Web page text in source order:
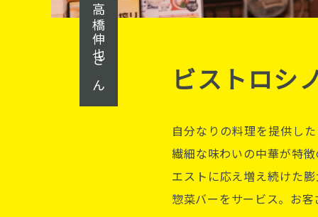
高橋伸也さん ビストロシ
自分なりの料理を提供し
繊細な味わいの中華が特
エストに応え増え続けた
惣菜バーをサービス。お